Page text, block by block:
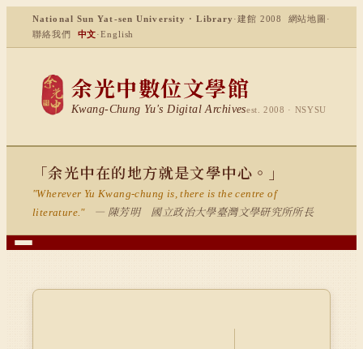
National Sun Yat-sen University · Library ·建館 2008 網站地圖 ·
聯絡我們
中文·English
余光中數位文學館
Kwang-Chung Yu's Digital Archivesest. 2008 · NSYSU
「余光中在的地方就是文學中心。」
"Wherever Yu Kwang-chung is, there is the centre of
literature."
— 陳芳明 國立政治大學臺灣文學研究所所長